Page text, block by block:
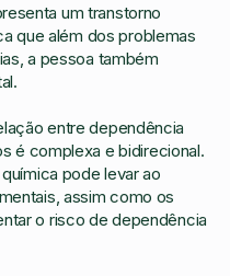
um transtorno
que além dos problemas
a pessoa também
entre dependência
é complexa e bidirecional.
pode levar ao
assim como os
o risco de dependência